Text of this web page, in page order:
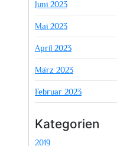
Juni 2023
Mai 2023
April 2023
März 2023
Februar 2023
Kategorien
2019